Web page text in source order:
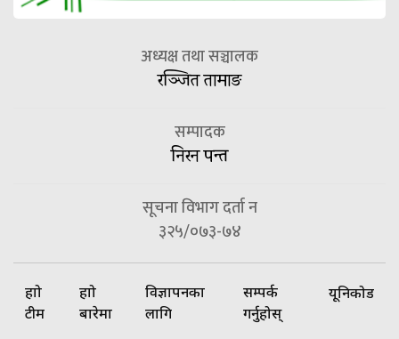
अध्यक्ष तथा सञ्चालक
रञ्जित तामाङ
सम्पादक
निरन पन्त
सूचना विभाग दर्ता न
३२५/०७३-७४
हाम्रो
टीम
हाम्रो
बारेमा
विज्ञापनका
लागि
सम्पर्क
गर्नुहोस्
यूनिकोड